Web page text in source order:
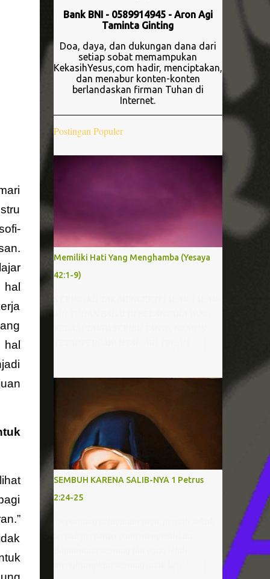
Bank BNI - 0589914945 - Aron Agi
Taminta Ginting
Doa, daya, dan dukungan dana dari
setiap sobat memampukan
KekasihYesus,com hadir, menciptakan,
dan menabur konten-konten
berlandaskan firman Tuhan di
Internet.
Postingan Populer
Memiliki Hati Yang Menghamba (Yesaya
42:1-9)
MENGHAMBA SERAHKAN DIRI GENAPI
KARYA-MU Pernahkah saudara mendengar
lagu “JejakMu Tuhan”, lagu yang bercerita
tentang keinginan hati menghamba dan
memahami kehendak Tuhan. Ketika
rasanya hati begitu tenang dan tekad
SEMBUH KARENA SALIB-NYA 1 Petrus
2:24-25